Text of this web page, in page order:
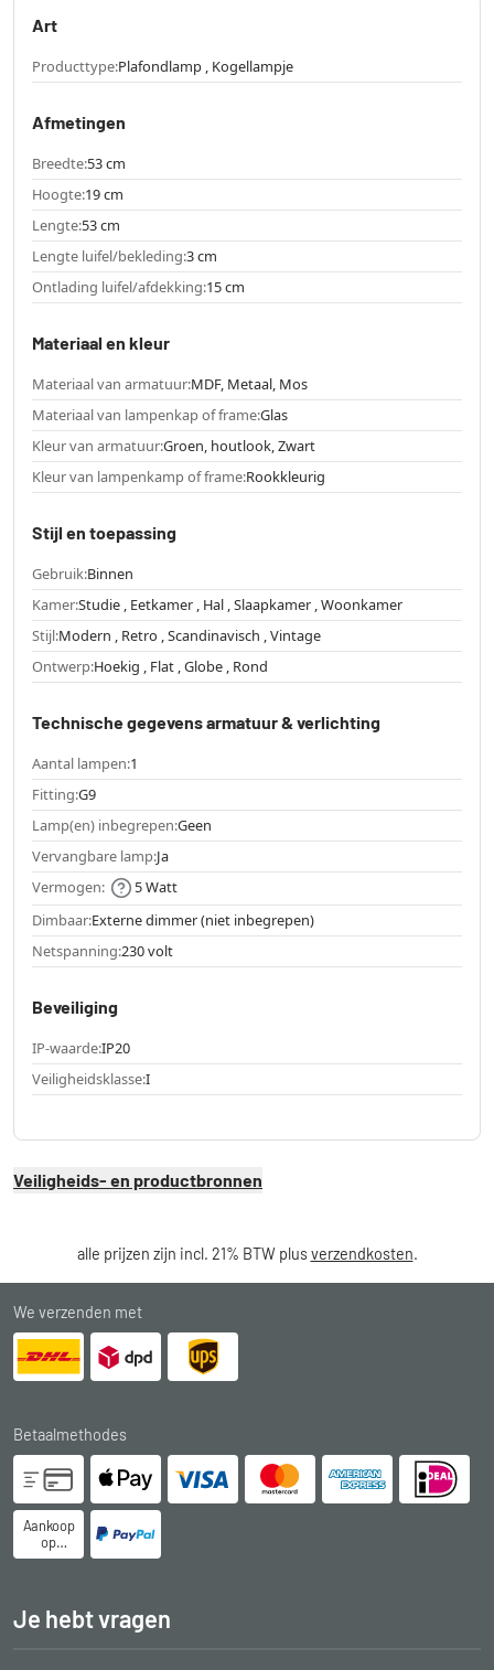
Art
Producttype:Plafondlamp , Kogellampje
Afmetingen
Breedte:53 cm
Hoogte:19 cm
Lengte:53 cm
Lengte luifel/bekleding:3 cm
Ontlading luifel/afdekking:15 cm
Materiaal en kleur
Materiaal van armatuur:MDF, Metaal, Mos
Materiaal van lampenkap of frame:Glas
Kleur van armatuur:Groen, houtlook, Zwart
Kleur van lampenkamp of frame:Rookkleurig
Stijl en toepassing
Gebruik:Binnen
Kamer:Studie , Eetkamer , Hal , Slaapkamer , Woonkamer
Stijl:Modern , Retro , Scandinavisch , Vintage
Ontwerp:Hoekig , Flat , Globe , Rond
Technische gegevens armatuur & verlichting
Aantal lampen:1
Fitting:G9
Lamp(en) inbegrepen:Geen
Vervangbare lamp:Ja
Vermogen:
5 Watt
Dimbaar:Externe dimmer (niet inbegrepen)
Netspanning:230 volt
Beveiliging
IP-waarde:IP20
Veiligheidsklasse:I
Veiligheids- en productbronnen
alle prijzen zijn incl. 21% BTW plusverzendkosten.
We verzenden met
Betaalmethodes
Aankoop
op
rekening
Je hebt vragen